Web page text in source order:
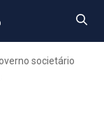
societário